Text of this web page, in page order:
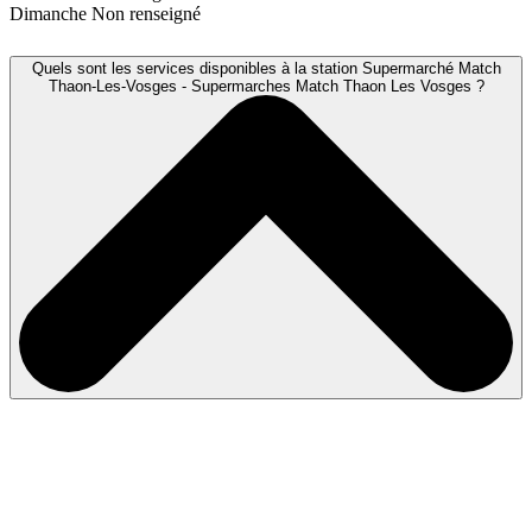
Dimanche Non renseigné
Quels sont les services disponibles à la station Supermarché Match
Thaon-Les-Vosges - Supermarches Match Thaon Les Vosges ?